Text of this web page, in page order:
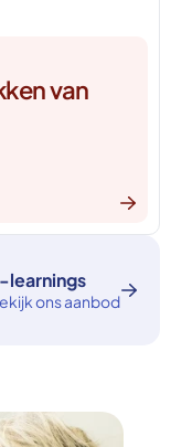
van
learnings
ons aanbod